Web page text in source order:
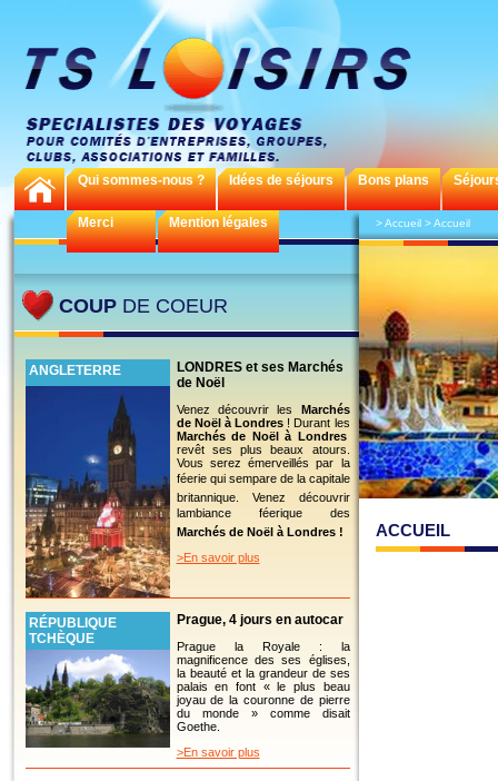
Qui sommes-nous ? Idées de séjours Bons plans
Merci Mention légales
COUP DE COEUR
ANGLETERRE
LONDRES et ses Marchés
de Noël
Venez découvrir les Marchés
de Noël à Londres ! Durant les
Marchés de Noël à Londres
revêt ses plus beaux atours.
Vous serez émerveillés par la
féerie qui sempare de la capitale
britannique. Venez découvrir
lambiance féerique des
Marchés de Noël à Londres !
>En savoir plus
RÉPUBLIQUE
TCHÈQUE
Prague, 4 jours en autocar
Prague la Royale : la
magnificence des ses églises,
la beauté et la grandeur de ses
palais en font « le plus beau
joyau de la couronne de pierre
du monde » comme disait
Goethe.
>En savoir plus
>Accueil>Accueil
ACCUEIL